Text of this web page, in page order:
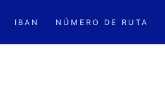
IBAN NÚMERO DE RUTA